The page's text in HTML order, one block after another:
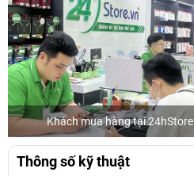
Khách mua hàng tại 24hStore
Thông số kỹ thuật